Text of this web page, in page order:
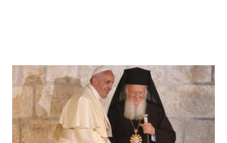
Головна Війна
Україна Політика